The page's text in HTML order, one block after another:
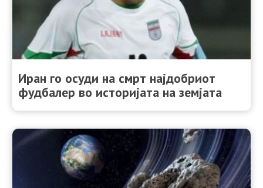
Иран го осуди на смрт најдобриот
фудбалер во историјата на земјата